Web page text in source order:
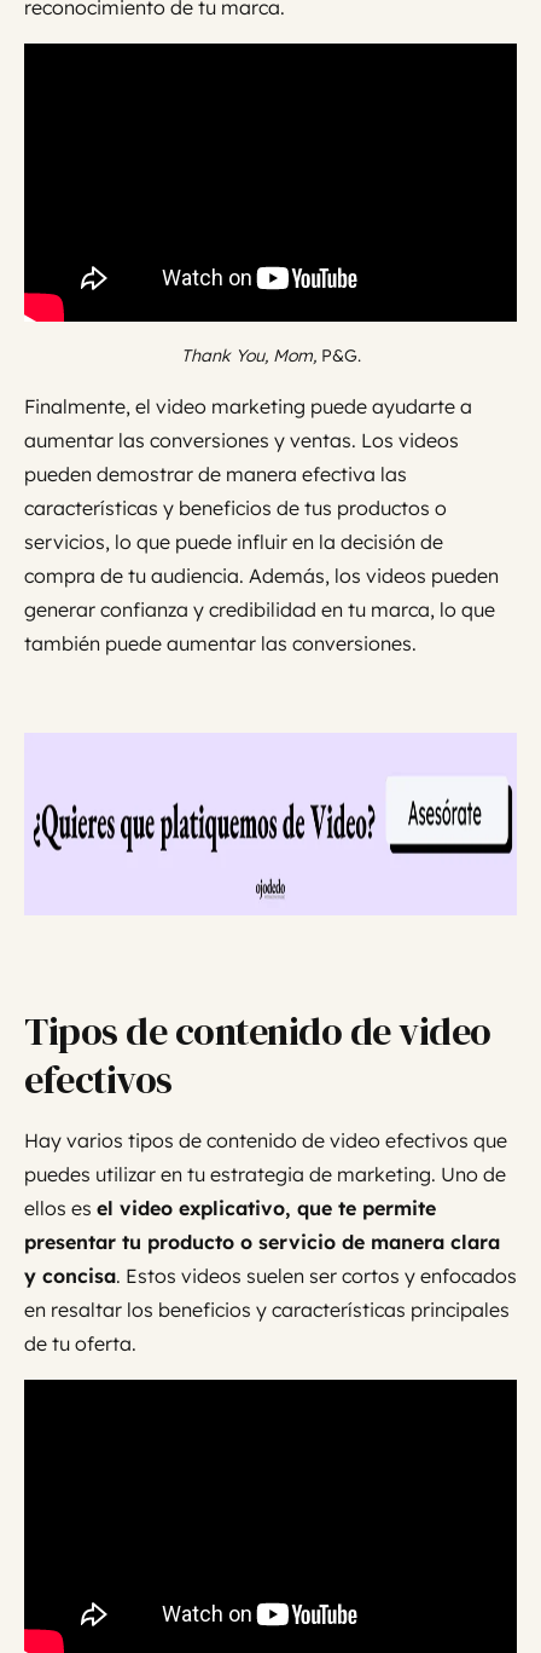
reconocimiento de tu marca.
Thank You, Mom,P&G.
Finalmente, el video marketing puede ayudarte a
aumentar las conversiones y ventas. Los videos
pueden demostrar de manera efectiva las
características y beneficios de tus productos o
servicios, lo que puede influir en la decisión de
compra de tu audiencia. Además, los videos pueden
generar confianza y credibilidad en tu marca, lo que
también puede aumentar las conversiones.
Tipos de contenido de video
efectivos
Hay varios tipos de contenido de video efectivos que
puedes utilizar en tu estrategia de marketing. Uno de
ellos es el video explicativo, que te permite
presentar tu producto o servicio de manera clara
y concisa. Estos videos suelen ser cortos y enfocados
en resaltar los beneficios y características principales
de tu oferta.